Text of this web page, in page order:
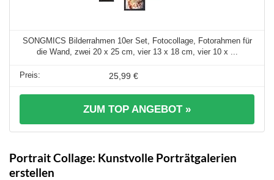
SONGMICS Bilderrahmen 10er Set, Fotocollage, Fotorahmen für
die Wand, zwei 20 x 25 cm, vier 13 x 18 cm, vier 10 x ...
25,99 €
ZUM TOP ANGEBOT »
Portrait Collage: Kunstvolle Porträtgalerien
erstellen